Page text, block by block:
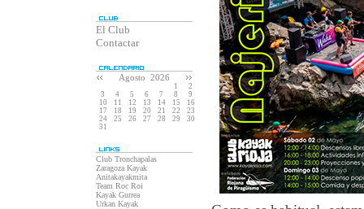
El Club
Contactar
Agosto 2026
1
2
3
4 5 6 7 8
9
10
11 12 13 14 15
16
17
18 19 20 21 22
23
24
25 26 27 28 29
30
31
Club Tronchapalas
Zaragoza Kayak
Anitakayakmita
Team Roc Roi
Kayak Gurrea
Urkan Kayak